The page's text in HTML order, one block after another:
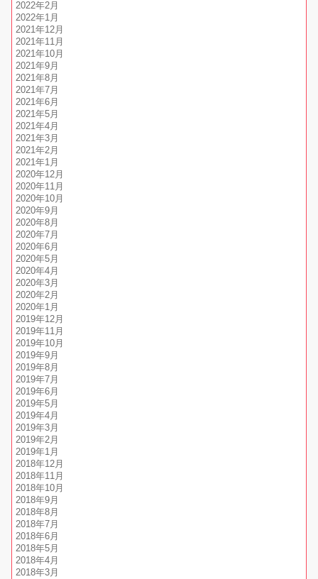
2022年2月
2022年1月
2021年12月
2021年11月
2021年10月
2021年9月
2021年8月
2021年7月
2021年6月
2021年5月
2021年4月
2021年3月
2021年2月
2021年1月
2020年12月
2020年11月
2020年10月
2020年9月
2020年8月
2020年7月
2020年6月
2020年5月
2020年4月
2020年3月
2020年2月
2020年1月
2019年12月
2019年11月
2019年10月
2019年9月
2019年8月
2019年7月
2019年6月
2019年5月
2019年4月
2019年3月
2019年2月
2019年1月
2018年12月
2018年11月
2018年10月
2018年9月
2018年8月
2018年7月
2018年6月
2018年5月
2018年4月
2018年3月